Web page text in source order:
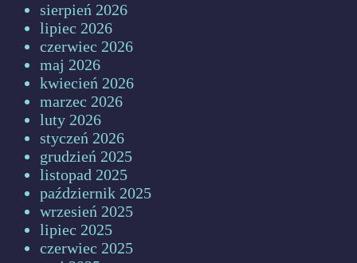
sierpień 2026
lipiec 2026
czerwiec 2026
maj 2026
kwiecień 2026
marzec 2026
luty 2026
styczeń 2026
grudzień 2025
listopad 2025
październik 2025
wrzesień 2025
lipiec 2025
czerwiec 2025